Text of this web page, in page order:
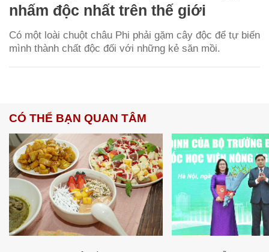
nhấm độc nhất trên thế giới
Có một loài chuột châu Phi phải gặm cây độc để tự biến
mình thành chất độc đối với những kẻ săn mồi.
CÓ THỂ BẠN QUAN TÂM